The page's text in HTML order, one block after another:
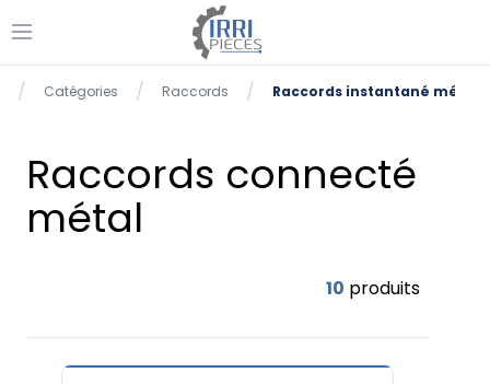
Ouvrir le menu
Accueil
/ Catégories / Raccords / Raccords instantané métal
Raccords connecté
métal
10 produits